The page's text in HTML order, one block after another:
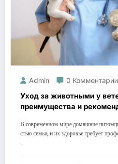
Admin 0 Комментарии
Уход за животными у
преимущества и
В современном мире домашние
стью семьи, и их здоровье требует
…